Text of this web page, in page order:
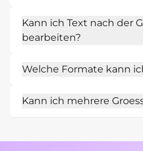
Referenzen oder alte
Kann ich Text nach der
bearbeiten?
Farben und Layout.
Welche Formate kann
printorientierte Designs
Kann ich mehrere